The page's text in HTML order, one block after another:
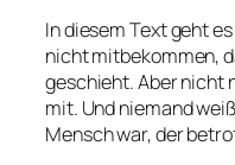
In diesem Text geht
nicht mitbekommen,
geschieht. Aber nicht
mit. Und niemand
Mensch war, der